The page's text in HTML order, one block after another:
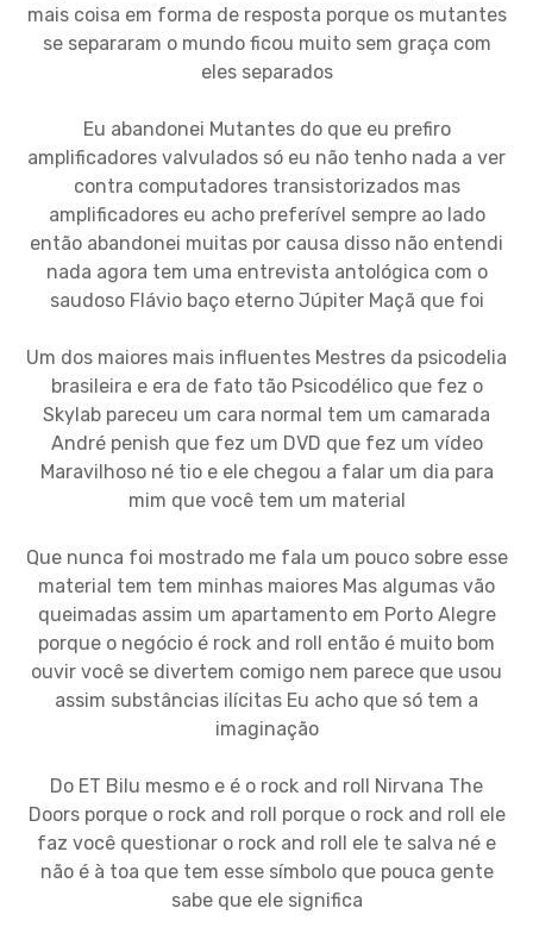
mais coisa em forma de resposta porque os mutantes
se separaram o mundo ficou muito sem graça com
eles separados
Eu abandonei Mutantes do que eu prefiro
amplificadores valvulados só eu não tenho nada a ver
contra computadores transistorizados mas
amplificadores eu acho preferível sempre ao lado
então abandonei muitas por causa disso não entendi
nada agora tem uma entrevista antológica com o
saudoso Flávio baço eterno Júpiter Maçã que foi
Um dos maiores mais influentes Mestres da psicodelia
brasileira e era de fato tão Psicodélico que fez o
Skylab pareceu um cara normal tem um camarada
André penish que fez um DVD que fez um vídeo
Maravilhoso né tio e ele chegou a falar um dia para
mim que você tem um material
Que nunca foi mostrado me fala um pouco sobre esse
material tem tem minhas maiores Mas algumas vão
queimadas assim um apartamento em Porto Alegre
porque o negócio é rock and roll então é muito bom
ouvir você se divertem comigo nem parece que usou
assim substâncias ilícitas Eu acho que só tem a
imaginação
Do ET Bilu mesmo e é o rock and roll Nirvana The
Doors porque o rock and roll porque o rock and roll ele
faz você questionar o rock and roll ele te salva né e
não é à toa que tem esse símbolo que pouca gente
sabe que ele significa